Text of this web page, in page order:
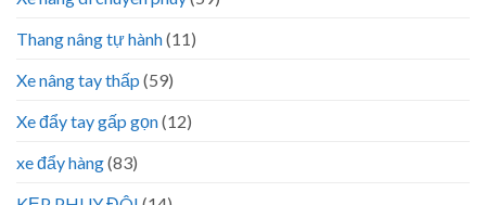
Thang nâng tự hành(11)
Xe nâng tay thấp (59)
Xe đẩy tay gấp gọn(12)
xe đẩy hàng(83)